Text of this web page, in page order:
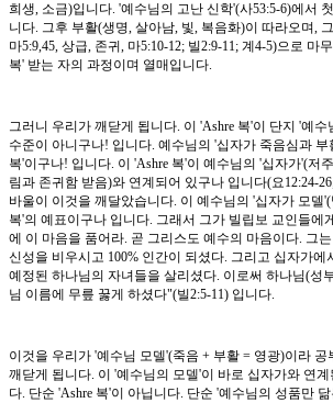
희생, 소금)입니다. '예수님의 고난 신학'(사53:5-6)에서
니다. 그후 부활(생명, 살아남, 빛, 복음화)이 따라오며,
마5:9,45, 상급, 존귀, 마5:10-12; 빌2:9-11; 계4-5)으로 마
복' 받는 자의 과정이며 열매입니다.
그러니 우리가 깨닫게 됩니다. 이 'Ashre 복'이 단지 '예
수준이 아니구나! 입니다. 예수님의 '십자가 죽음심과 부
복'이구나! 입니다. 이 'Ashre 복'이 예수님의 '십자가'(저
림과 존귀함 받음)와 연계되어 있구나 입니다(요12:24-
바울이 이것을 깨달았습니다. 이 예수님의 '십자가 모델'(
복'의 예표이구나 입니다. 그래서 그가 빌립보 교인들에
에 이 마음을 품어라. 곧 그리스도 예수의 마음이다. 그
신성을 비우시고 100% 인간이 되셨다. 그리고 십자가에
예정된 하나님의 자녀들을 살리셨다. 이로써 하나님(성
님 이름에 무릎 꿇게 하셨다"(빌2:5-11) 입니다.
이것을 우리가 '예수님 모델'(죽음 + 부활 = 영광)이라
깨닫게 됩니다. 이 '예수님의 모델'이 바로 십자가와 연계
다. 단순 'Ashre 복'이 아닙니다. 단순 '예수님의 성품만